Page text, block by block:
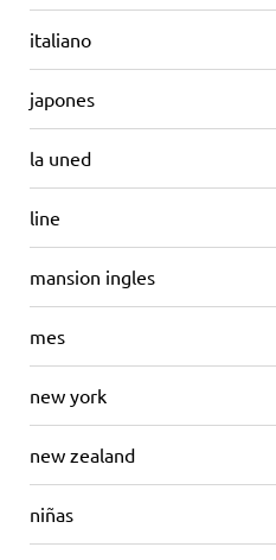
italiano
japones
la uned
line
mansion ingles
mes
new york
new zealand
niñas